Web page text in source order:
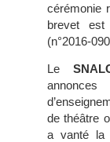
cérémonie
brevet
(n°2016-
Le
de théâtre
a vanté la